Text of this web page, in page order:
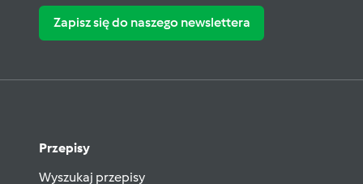
Zapisz się do naszego newslettera
Przepisy
Wyszukaj przepisy